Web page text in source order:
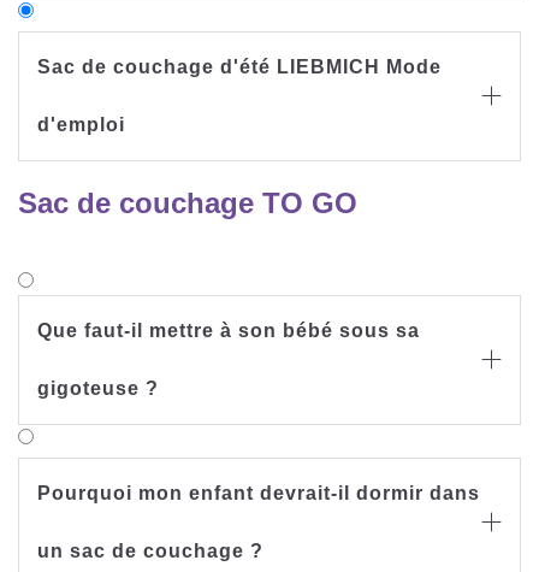
Sac de couchage d'été LIEBMICH Mode
d'emploi

Tu peux télécharger le mode d'emploi de notre sac
de couchage d'été LIEBMICH ici
PDF
Mode d'emploi Sac de couchage d'été
Sac de couchage TO GO
Que faut-il mettre à son bébé sous sa
gigoteuse ?

Pourquoi mon enfant devrait-il dormir dans
un sac de couchage ?
